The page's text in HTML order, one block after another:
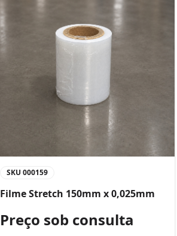
SKU 000159
Filme Stretch 150mm x 0,025mm
Preço sob consulta